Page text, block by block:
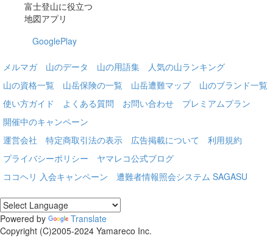
富士登山に役立つ
地図アプリ
GooglePlay
メルマガ 山のデータ 山の用語集
人気の山ランキング
山の資格一覧
山岳保険の一覧 山岳遭難マップ
山のブランド一覧
使い方ガイド
よくある質問 お問い合わせ
プレミアムプラン
開催中のキャンペーン
運営会社
特定商取引法の表示 広告掲載について
利用規約
プライバシーポリシー
ヤマレコ公式ブログ
ココヘリ 入会キャンペーン
遭難者情報照会システム SAGASU
Powered by
Translate
Copyright (C)2005-2024 Yamareco Inc.